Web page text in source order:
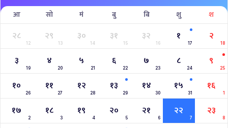
आ सो मं बु बि शु श
२८
12
२९
13
३०
14
३१
15
३२
16
१
17
२
18
३
19
४
20
५
21
६
22
७
23
८
24
९
25
१०
26
११
27
१२
28
१३
29
१४
30
१५
31
१६
1
१७
2
१८
3
१९
4
२०
5
२१
6
२२
7
२३
8